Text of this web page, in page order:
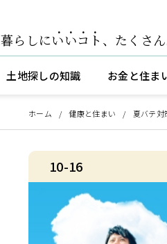
暮らしにいいコト 、 たくさん
土地探しの知識 お金と住ま
ホーム 健康と住まい 夏バテ対
10-16